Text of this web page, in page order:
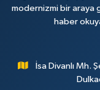
modernizmi bir araya
haber
İsa Divanlı Mh.